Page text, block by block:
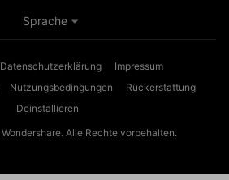
Datenschutzerklärung
Impressum
Nutzungsbedingungen
Rückerstattung
Deinstallieren
Wondershare. Alle Rechte vorbehalten.
Sprache